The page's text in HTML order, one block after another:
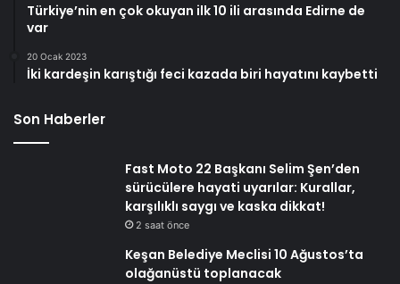
Türkiye’nin en çok okuyan ilk 10 ili arasında Edirne de
var
20 Ocak 2023
İki kardeşin karıştığı feci kazada biri hayatını kaybetti
Son Haberler
Fast Moto 22 Başkanı Selim Şen’den
sürücülere hayati uyarılar: Kurallar,
karşılıklı saygı ve kaska dikkat!
2 saat önce
Keşan Belediye Meclisi 10 Ağustos’ta
olağanüstü toplanacak